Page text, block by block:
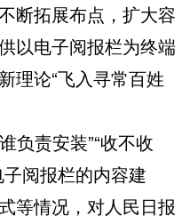
断拓展布点，扩大容
以电子阅报栏为终端
理论“飞入寻常百姓
责安装”“收不收
阅报栏的内容建
等情况，对人民日报